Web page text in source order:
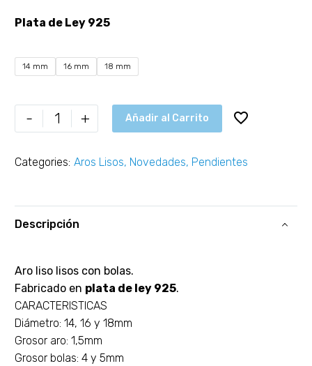
Plata de Ley 925
14 mm 16 mm 18 mm
- + Añadir al Carrito
Categories: Aros Lisos, Novedades, Pendientes
Descripción
Aro liso lisos con bolas.
Fabricado en plata de ley 925.
CARACTERISTICAS
Diámetro: 14, 16 y 18mm
Grosor aro: 1,5mm
Grosor bolas: 4 y 5mm